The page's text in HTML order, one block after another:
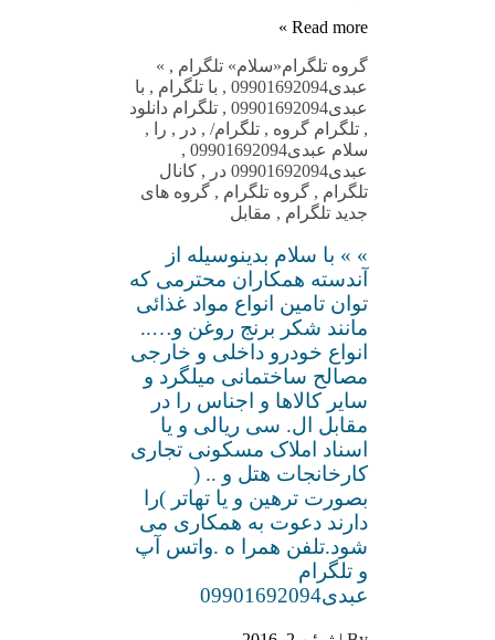
Read more »
گروه تلگرام«سلام» تلگرام ,
»
عبدی09901692094
, با تلگرام , با
عبدی09901692094
, تلگرام دانلود
, تلگرام گروه , تلگرام/, در , را
,
سلام عبدی09901692094
,
عبدی09901692094 در
, کانال
تلگرام , گروه تلگرام , گروه های
جدید تلگرام , مقابل
» » با سلام بدینوسیله از
آندسته همکاران محترمی که
توان تامین انواع مواد غذائی
مانند شکر برنج روغن و…..
انواع خودرو داخلی و خارجی
مصالح ساختمانی میلگرد و
سایر کالاها و اجناس را در
مقابل ال. سی ریالی و یا
اسناد املاک مسکونی تجاری
کارخانجات هتل و .. (
بصورت ترهین و یا تهاتر )را
دارند دعوت به همکاری می
شود.تلفن همرا ه .واتس آپ
و تلگرام
عبدی09901692094